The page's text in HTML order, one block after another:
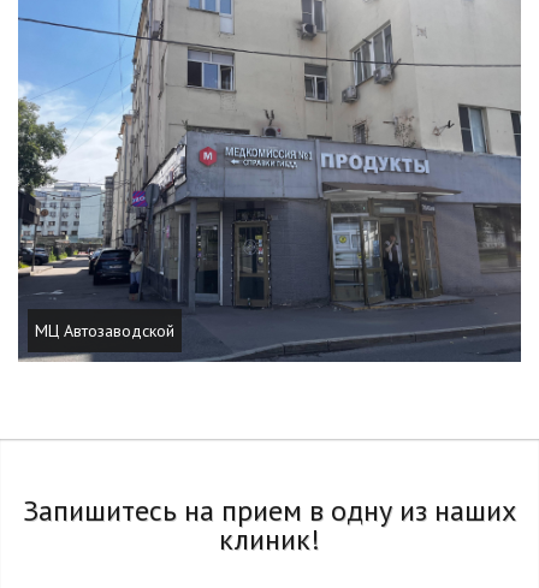
МЦ Автозаводской
Запишитесь на прием в одну из наших
клиник!